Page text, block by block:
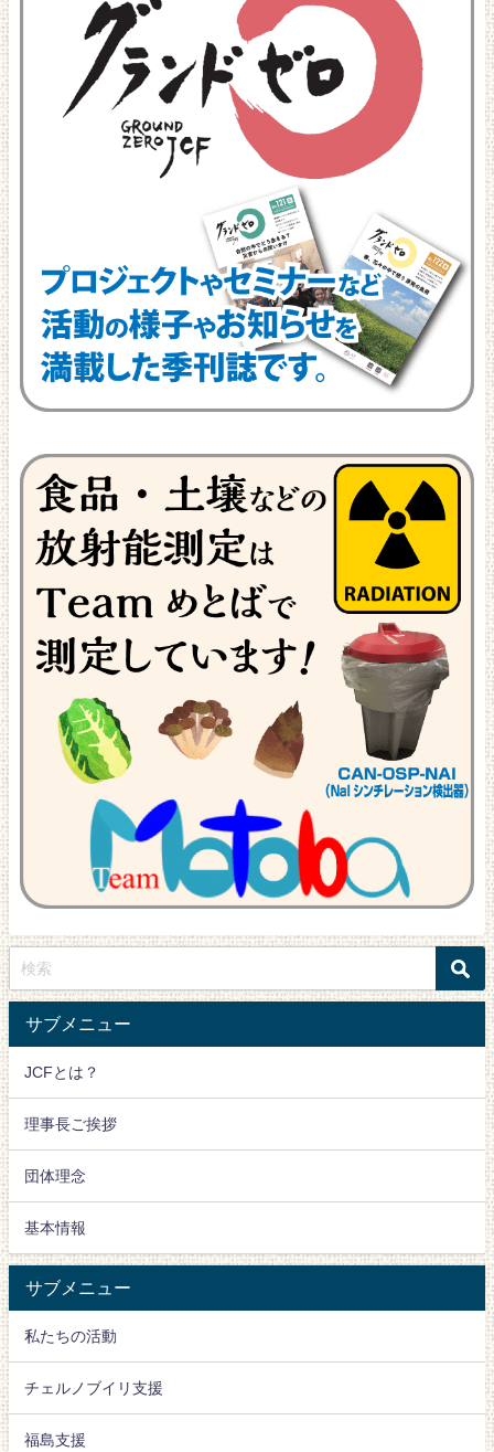
サブメニュー
JCFとは？
理事長ご挨拶
団体理念
基本情報
サブメニュー
私たちの活動
チェルノブイリ支援
福島支援